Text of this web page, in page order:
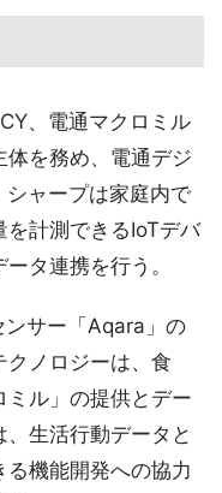
、電通マクロミル
を務め、電通デジ
ャープは家庭内で
計測できるIoTデバ
タ連携を行う。
サー「Aqara」の
クノロジーは、食
ル」の提供とデー
生活行動データと
機能開発への協力